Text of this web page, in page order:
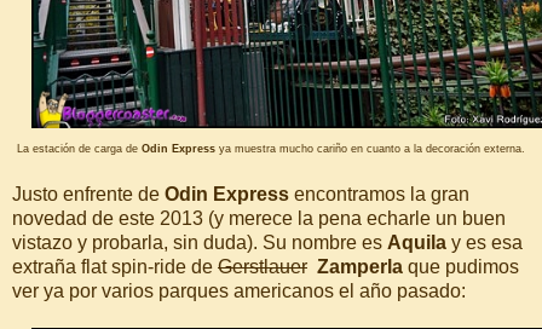
La estación de carga de Odin Express ya muestra mucho cariño en cuanto a la decoración externa.
Justo enfrente de Odin Express encontramos la gran
novedad de este 2013 (y merece la pena echarle un buen
vistazo y probarla, sin duda). Su nombre es Aquila y es esa
extraña flat spin-ride de Gerstlauer Zamperla que pudimos
ver ya por varios parques americanos el año pasado: